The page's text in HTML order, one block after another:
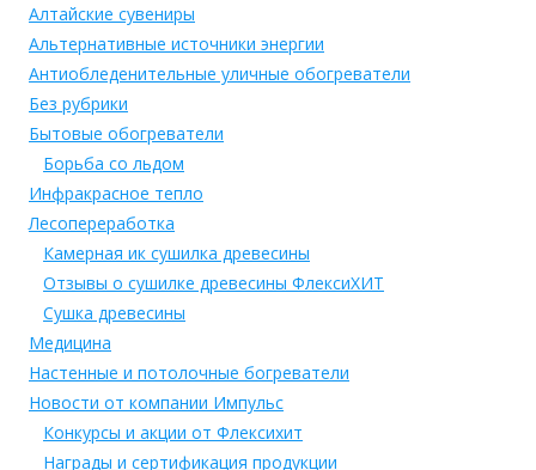
Алтайские сувениры
Альтернативные источники энергии
Антиобледенительные уличные обогреватели
Без рубрики
Бытовые обогреватели
Борьба со льдом
Инфракрасное тепло
Лесопереработка
Камерная ик сушилка древесины
Отзывы о сушилке древесины ФлексиХИТ
Сушка древесины
Медицина
Настенные и потолочные богреватели
Новости от компании Импульс
Конкурсы и акции от Флексихит
Награды и сертификация продукции